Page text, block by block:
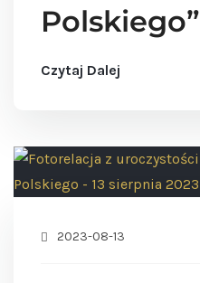
Polskiego”
Czytaj Dalej
2023-08-13